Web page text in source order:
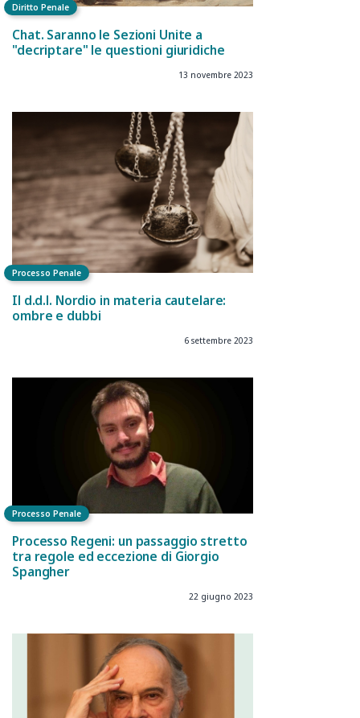
Diritto Penale
Chat. Saranno le Sezioni Unite a
"decriptare" le questioni giuridiche
13 novembre 2023
Processo Penale
Il d.d.l. Nordio in materia cautelare:
ombre e dubbi
6 settembre 2023
Processo Penale
Processo Regeni: un passaggio stretto
tra regole ed eccezione di Giorgio
Spangher
22 giugno 2023